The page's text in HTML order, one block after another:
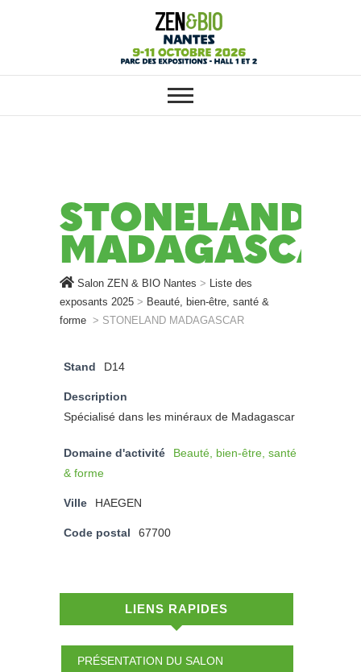
Salon ZEN & BIO
Nantes
SALON ZEN & BIO NANTES :
VOTRE SALON BIO, BIEN-ÊTRE
ET HABITAT SAIN
STONELAND
MADAGASCAR
Salon ZEN & BIO Nantes > Liste des
exposants 2025 > Beauté, bien-être, santé &
forme > STONELAND MADAGASCAR
Stand D14
Description
Spécialisé dans les minéraux de Madagascar
Domaine d'activité
Beauté, bien-être, santé
& forme
Ville HAEGEN
Code postal 67700
LIENS RAPIDES
PRÉSENTATION DU SALON